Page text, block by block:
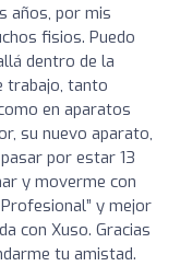
años, por mis
fisios. Puedo
dentro de la
trabajo, tanto
en aparatos
su nuevo aparato,
por estar 13
y moverme con
y mejor
con Xuso. Gracias
tu amistad.